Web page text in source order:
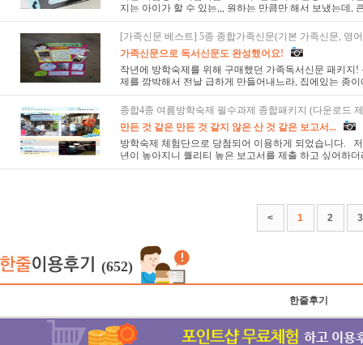
지는 아이가 할 수 있는,,, 원하는 만큼만 해서 보냈는데,
[가족신문 베스트] 5종 종합가족신문(기본 가족신문, 영
가족신문으로 독서신문도 완성했어요!
작년에 방학숙제를 위해 구매했던 가족독서신문 패키
제를 깜박해서 전날 급하게 만들어내느라, 집에있는 종
종합4종 여름방학숙제 필수과제 종합패키지 (다운로드
만든 것 같은 만든 것 같지 않은 산 것 같은 보고서...
방학숙제 체험단으로 당첨되어 이용하게 되었습니다.
년이 높아지니 퀄리티 높은 보고서를 제출 하고 싶어하
< 1 2 3
(652)
한줄후기